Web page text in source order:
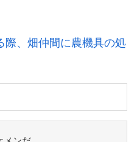
際、畑仲間に農機具の処